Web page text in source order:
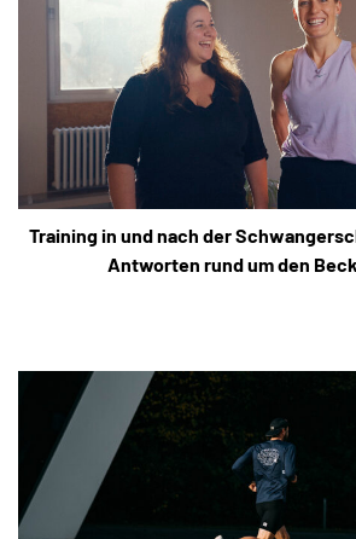
Training in und nach der
Antworten rund um den